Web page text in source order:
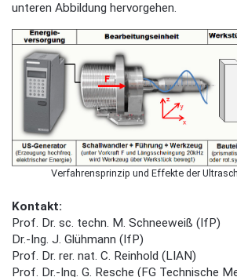
unteren Abbildung hervorgehen.
Verfahrensprinzip und Effekte der
Kontakt:
Prof. Dr. sc. techn. M. Schneeweiß (IfP)
Dr.-Ing. J. Glühmann (IfP)
Prof. Dr. rer. nat. C. Reinhold (LIAN)
Prof. Dr.-Ing. G. Resche (FG Technische